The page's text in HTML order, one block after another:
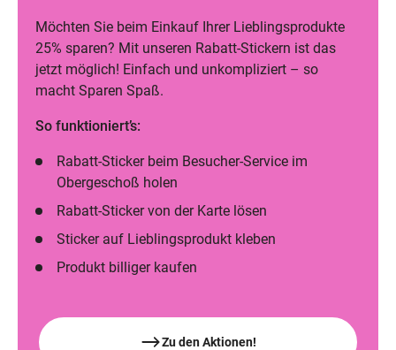
Möchten Sie beim Einkauf Ihrer Lieblingsprodukte
25% sparen? Mit unseren Rabatt-Stickern ist das
jetzt möglich! Einfach und unkompliziert – so
macht Sparen Spaß.
So funktioniert’s:
Rabatt-Sticker beim Besucher-Service im
Obergeschoß holen
Rabatt-Sticker von der Karte lösen
Sticker auf Lieblingsprodukt kleben
Produkt billiger kaufen
Zu den Aktionen!